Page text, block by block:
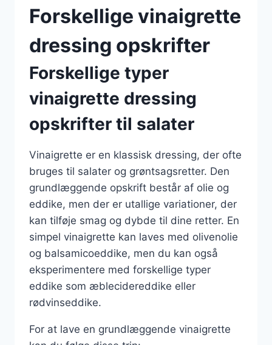
Forskellige vinaigrette
dressing opskrifter
Forskellige typer
vinaigrette dressing
opskrifter til salater
Vinaigrette er en klassisk dressing, der ofte
bruges til salater og grøntsagsretter. Den
grundlæggende opskrift består af olie og
eddike, men der er utallige variationer, der
kan tilføje smag og dybde til dine retter. En
simpel vinaigrette kan laves med olivenolie
og balsamicoeddike, men du kan også
eksperimentere med forskellige typer
eddike som æblecidereddike eller
rødvinseddike.
For at lave en grundlæggende vinaigrette